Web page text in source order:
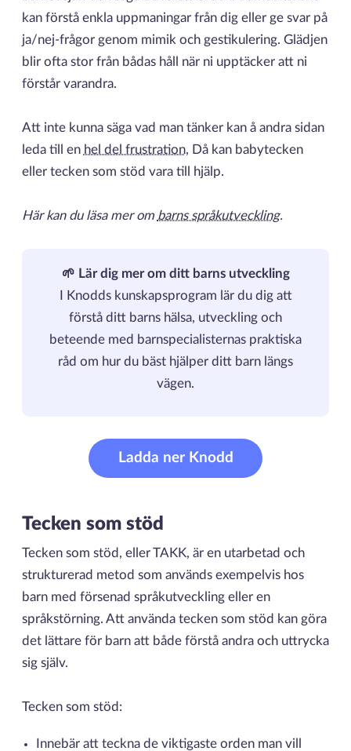
kan förstå enkla uppmaningar från dig eller ge svar på
ja/nej-frågor genom mimik och gestikulering. Glädjen
blir ofta stor från bådas håll när ni upptäcker att ni
förstår varandra.
Att inte kunna säga vad man tänker kan å andra sidan
leda till en hel del frustration, Då kan babytecken
eller tecken som stöd vara till hjälp.
Här kan du läsa mer om barns språkutveckling.
🌱 Lär dig mer om ditt barns utveckling
I Knodds kunskapsprogram lär du dig att
förstå ditt barns hälsa, utveckling och
beteende med barnspecialisternas praktiska
råd om hur du bäst hjälper ditt barn längs
vägen.
Ladda ner Knodd
Tecken som stöd
Tecken som stöd, eller TAKK, är en utarbetad och
strukturerad metod som används exempelvis hos
barn med försenad språkutveckling eller en
språkstörning. Att använda tecken som stöd kan göra
det lättare för barn att både förstå andra och uttrycka
sig själv.
Tecken som stöd:
Innebär att teckna de viktigaste orden man vill